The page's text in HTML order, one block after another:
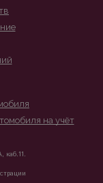
на учёт
каб.11.